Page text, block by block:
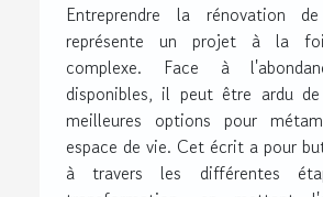
Entreprendre la rénovation
représente un projet à la
complexe. Face à
disponibles, il peut être ardu
meilleures options pour
espace de vie. Cet écrit a pour
à travers les différentes